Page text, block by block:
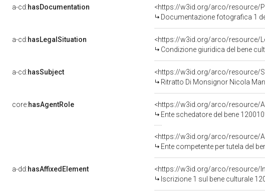
a-cd:hasDocumentation
<https://w3id.org/arco/resource/
Documentazione fotografica 1
a-cd:hasLegalSituation
<https://w3id.org/arco/resource/
Condizione giuridica del bene
a-cd:hasSubject
<https://w3id.org/arco/resource/
Ritratto Di Monsignor Nicola
core:hasAgentRole
<https://w3id.org/arco/resource/
Ente schedatore del bene
<https://w3id.org/arco/resource/
Ente competente per tutela del
a-dd:hasAffixedElement
<https://w3id.org/arco/resource/
Iscrizione 1 sul bene culturale